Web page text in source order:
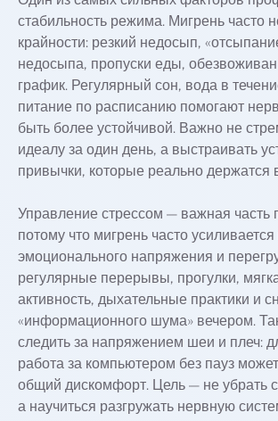
стабильность режима. Мигрень часто
крайности: резкий недосып,
недосыпа, пропуски еды,
график. Регулярный сон, вода в
питание по расписанию помогают
быть более устойчивой. Важно не
идеалу за один день, а выстраивать
привычки, которые реально держатся
Управление стрессом — важная часть
потому что мигрень часто
эмоционального напряжения и
регулярные перерывы, прогулки,
активность, дыхательные практики и
«информационного шума» вечером.
следить за напряжением шеи и плеч:
работа за компьютером без пауз
общий дискомфорт. Цель — не убрать
а научиться разгружать нервную